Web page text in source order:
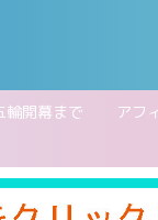
で
アフ